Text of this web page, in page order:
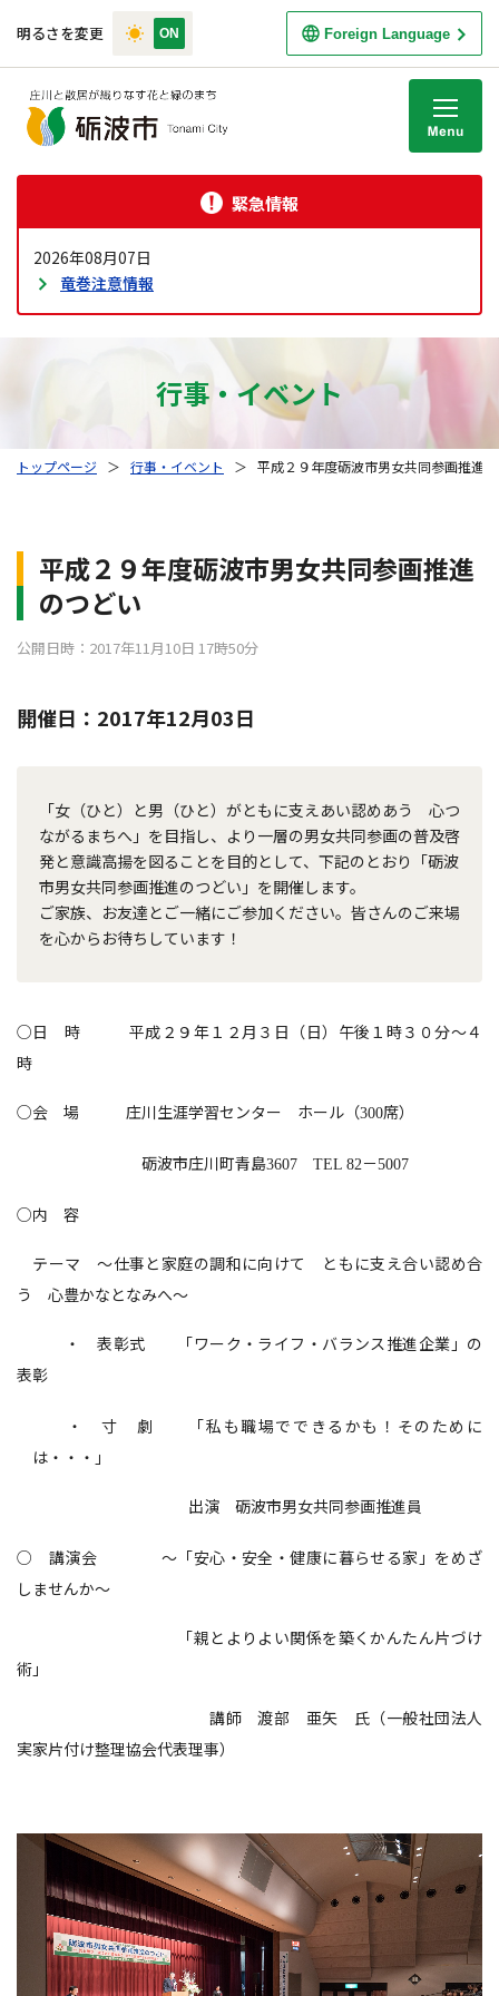
明るさを変更 Foreign Language
緊急情報
2026年08月07日
竜巻注意情報
行事・イベント
トップページ ＞ 行事・イベント ＞ 平成２９年度砺波市男女共同参画推進
平成２９年度砺波市男女共同参画推進
のつどい
公開日時：2017年11月10日 17時50分
開催日：2017年12月03日
「女（ひと）と男（ひと）がともに支えあい認めあう 心つ
ながるまちへ」を目指し、より一層の男女共同参画の普及啓
発と意識高揚を図ることを目的として、下記のとおり「砺波
市男女共同参画推進のつどい」を開催します。
ご家族、お友達とご一緒にご参加ください。皆さんのご来場
を心からお待ちしています！
○日 時 平成２９年１２月３日（日）午後１時３０分～４
時
○会 場 庄川生涯学習センター ホール（300席）
砺波市庄川町青島3607 TEL 82－5007
○内 容
テーマ ～仕事と家庭の調和に向けて ともに支え合い認め合
う 心豊かなとなみへ～
・ 表彰式 「ワーク・ライフ・バランス推進企業」の
表彰
・ 寸 劇 「私も職場でできるかも！そのために
は・・・」
出演 砺波市男女共同参画推進員
○ 講演会 ～「安心・安全・健康に暮らせる家」をめざ
しませんか～
「親とよりよい関係を築くかんたん片づけ
術」
講師 渡部 亜矢 氏（一般社団法人
実家片付け整理協会代表理事）